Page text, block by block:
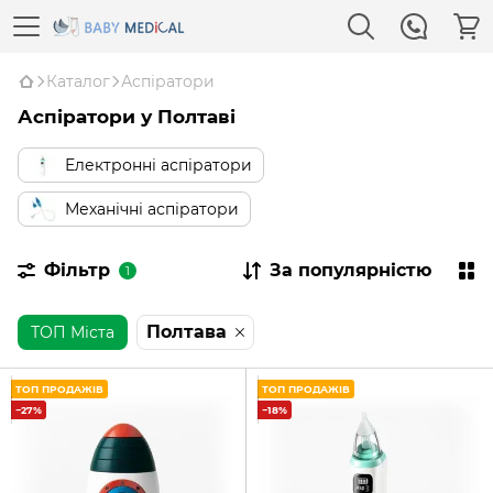
Каталог Аспіратори
Аспіратори у Полтаві
Електронні аспіратори
Механічні аспіратори
Фільтр 1 За популярністю
ТОП Міста Полтава
ТОП ПРОДАЖІВ
−27%
ТОП ПРОДАЖІВ
−18%